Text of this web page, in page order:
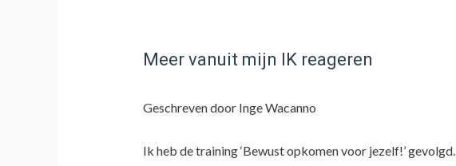
Meer vanuit mijn IK reageren
Geschreven door Inge Wacanno
Ik heb de training ‘Bewust opkomen voor jezelf!’ gevolgd.